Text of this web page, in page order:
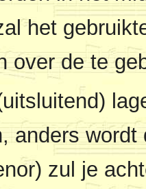
het
over de te
anders
zul je